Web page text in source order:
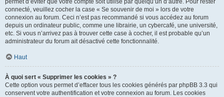
permet d’éviter que votre compte soit utilisé par quelqu’un d’autre. Pour rester
connecté, veuillez cocher la case « Se souvenir de moi » lors de votre
connexion au forum. Ceci n’est pas recommandé si vous accédez au forum
depuis un ordinateur public, comme une librairie, un cybercafé, une université,
etc. Si vous n’arrivez pas à trouver cette case à cocher, il est probable qu’un
administrateur du forum ait désactivé cette fonctionnalité.
Haut
À quoi sert « Supprimer les cookies » ?
Cette option vous permet d’effacer tous les cookies générés par phpBB 3.3 qui
conservent votre authentification et votre connexion au forum. Les cookies